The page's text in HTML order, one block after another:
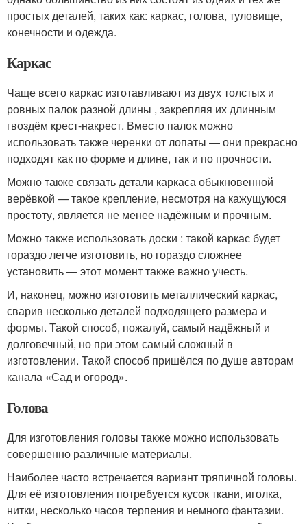
простых деталей, таких как: каркас, голова, туловище,
конечности и одежда.
Каркас
Чаще всего каркас изготавливают из двух толстых и
ровных палок разной длины , закрепляя их длинным
гвоздём крест-накрест. Вместо палок можно
использовать также черенки от лопаты — они прекрасно
подходят как по форме и длине, так и по прочности.
Можно также связать детали каркаса обыкновенной
верёвкой — такое крепление, несмотря на кажущуюся
простоту, является не менее надёжным и прочным.
Можно также использовать доски : такой каркас будет
гораздо легче изготовить, но гораздо сложнее
установить — этот момент также важно учесть.
И, наконец, можно изготовить металлический каркас,
сварив несколько деталей подходящего размера и
формы. Такой способ, пожалуй, самый надёжный и
долговечный, но при этом самый сложный в
изготовлении. Такой способ пришёлся по душе авторам
канала «Сад и огород».
Голова
Для изготовления головы также можно использовать
совершенно различные материалы.
Наиболее часто встречается вариант тряпичной головы.
Для её изготовления потребуется кусок ткани, иголка,
нитки, несколько часов терпения и немного фантазии.